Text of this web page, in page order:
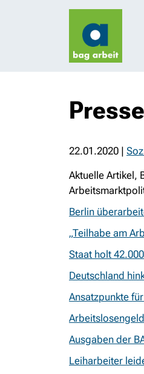
22.01.2020 |
Aktuelle Artikel,
Berlin
„Teilhabe am
Staat holt
Deutschland
Ansatzpunkte
Ausgaben der
Leiharbeiter